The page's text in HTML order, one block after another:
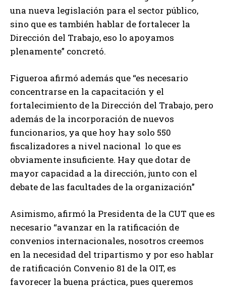
una nueva legislación para el sector público,
sino que es también hablar de fortalecer la
Dirección del Trabajo, eso lo apoyamos
plenamente” concretó.
Figueroa afirmó además que “es necesario
concentrarse en la capacitación y el
fortalecimiento de la Dirección del Trabajo, pero
además de la incorporación de nuevos
funcionarios, ya que hoy hay solo 550
fiscalizadores a nivel nacional lo que es
obviamente insuficiente. Hay que dotar de
mayor capacidad a la dirección, junto con el
debate de las facultades de la organización”
Asimismo, afirmó la Presidenta de la CUT que es
necesario “avanzar en la ratificación de
convenios internacionales, nosotros creemos
en la necesidad del tripartismo y por eso hablar
de ratificación Convenio 81 de la OIT, es
favorecer la buena práctica, pues queremos